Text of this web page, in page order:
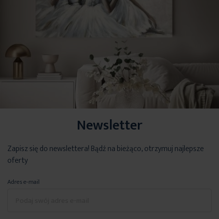
Newsletter
Zapisz się do newslettera! Bądź na bieżąco, otrzymuj najlepsze
oferty
Adres e-mail